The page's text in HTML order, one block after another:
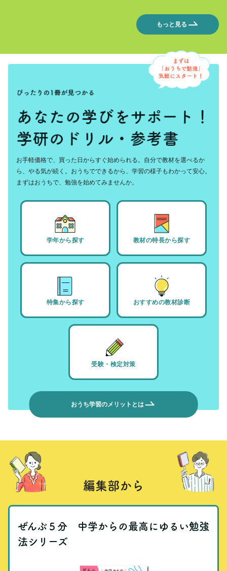
もっと見る
お手軽価格で、買った日からすぐ始められる。自分で教材を選べるか
ら、やる気が続く。おうちでできるから、学習の様子もわかって安心。
まずはおうちで、勉強を始めてみませんか。
学年から探す 教材の特長から探す
特集から探す おすすめの教材診断
受験・検定対策
おうち学習のメリットとは
編集部から
ぜんぶ５分 中学からの最高にゆるい勉強
法シリーズ